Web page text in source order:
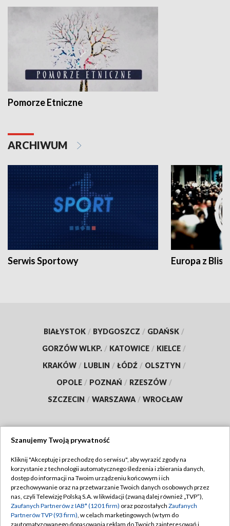
Pomorze Etniczne
ARCHIWUM
Serwis Sportowy Europa z
BIAŁYSTOK / BYDGOSZCZ / GDAŃSK /
GORZÓW WLKP. / KATOWICE / KIELCE /
KRAKÓW / LUBLIN / ŁÓDŹ / OLSZTYN /
OPOLE / POZNAŃ / RZESZÓW /
SZCZECIN / WARSZAWA / WROCŁAW
TVP
Abonament TVP
Emisja w TVP
Centrum informacji TVP
Regulamin TVP
Polityka prywatności
Moje zgody
Szanujemy Twoją prywatność
Kliknij "Akceptuję i przechodzę do serwisu", aby wyrazić zgody na
korzystanie z technologii automatycznego śledzenia i zbierania danych,
dostęp do informacji na Twoim urządzeniu końcowym i ich
przechowywanie oraz na przetwarzanie Twoich danych osobowych przez
nas, czyli Telewizję Polską S.A. w likwidacji (zwaną dalej również „TVP”),
Zaufanych Partnerów z IAB* (1201 firm) oraz pozostałych Zaufanych
Partnerów TVP (93 firm), w celach marketingowych (w tym do
zautomatyzowanego dopasowania reklam do Twoich zainteresowań i